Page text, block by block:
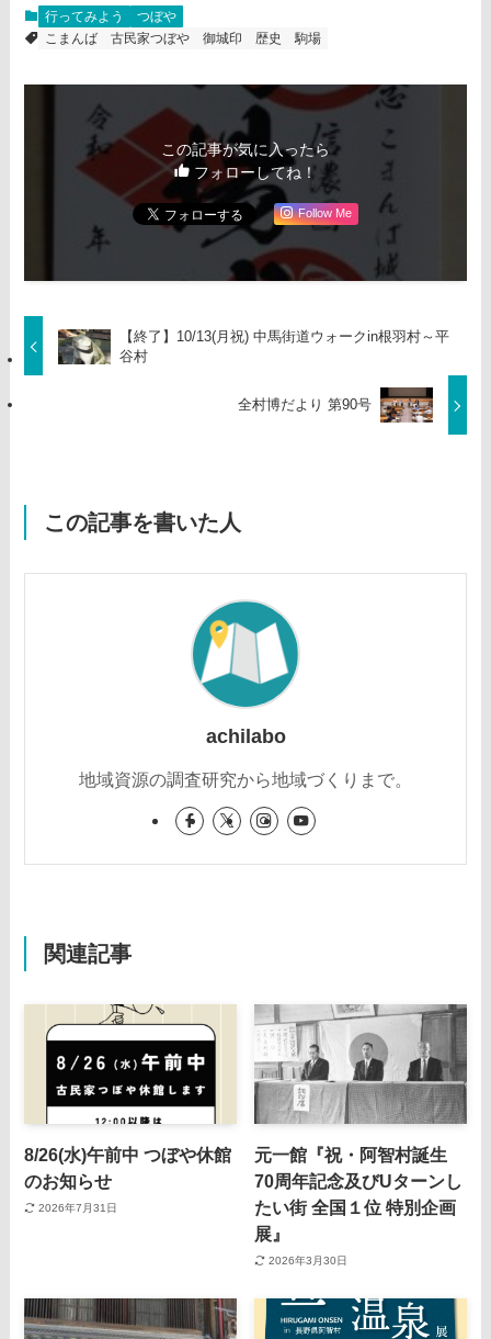
行ってみよう
つぼや
こまんば
古民家つぼや 御城印 歴史 駒場
この記事が気に入ったら
フォローしてね！
Follow Me
【終了】10/13(月祝) 中馬街道ウォークin根羽村～平
谷村
全村博だより 第90号
この記事を書いた人
achilabo
地域資源の調査研究から地域づくりまで。
関連記事
8/26(水)午前中 つぼや休館
のお知らせ
2026年7月31日
元一館『祝・阿智村誕生
70周年記念及びUターンし
たい街 全国１位 特別企画
展』
2026年3月30日